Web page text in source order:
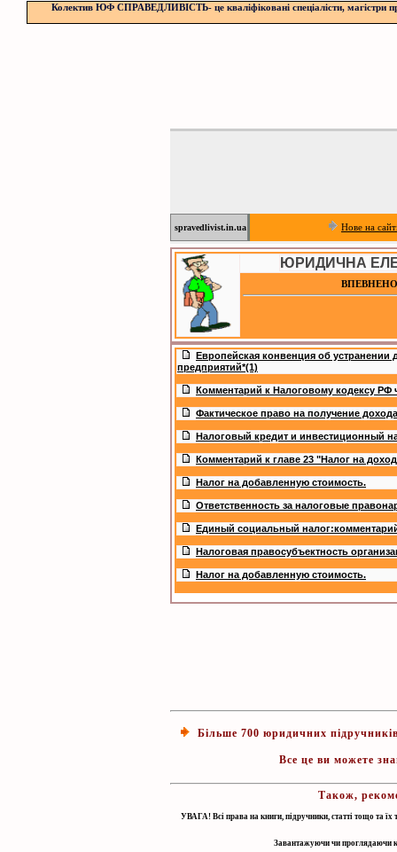
Колектив ЮФ СПРАВЕДЛИВІСТЬ- це кваліфіковані спеціалісти, магістри
spravedlivist.in.ua Нове на
ЮРИДИЧНА
Европейская конвенция об
предприятий*(1)
Комментарий к Налоговому кодексу РФ
Фактическое право на получение
Налоговый кредит и инвестиционный
Комментарий к главе 23 "Налог на
Налог на добавленную стоимость.
Ответственность за налоговые
Единый социальный
Налоговая правосубъектность
Налог на добавленную стоимость.
Більше 700 юридичних
Все це ви можете
Також,
УВАГА! Всі права на книги, підручники, статті тощо та
Завантажуючи чи проглядаючи